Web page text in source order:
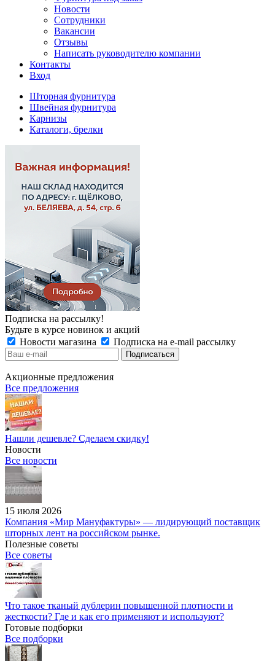
Новости
Сотрудники
Вакансии
Отзывы
Написать руководителю компании
Контакты
Вход
Шторная фурнитура
Швейная фурнитура
Карнизы
Каталоги, брелки
Подписка на рассылку!
Будьте в курсе новинок и акций
Новости магазина
Подписка на e-mail рассылку
Акционные предложения
Все предложения
Нашли дешевле? Сделаем скидку!
Новости
Все новости
15 июля 2026
Компания «Мир Мануфактуры» — лидирующий поставщик
шторных лент на российском рынке.
Полезные советы
Все советы
Что такое тканый дублерин повышенной плотности и
жесткости? Где и как его применяют и используют?
Готовые подборки
Все подборки